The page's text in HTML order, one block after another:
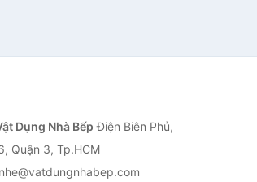
Dụng Nhà Bếp Điện Biên Phủ,
Quận 3, Tp.HCM